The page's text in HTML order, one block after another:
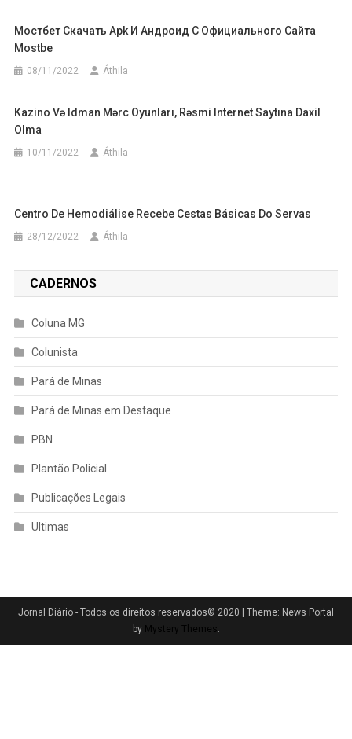
Мостбет Скачать Apk И Андроид С Официального Сайта
Mostbe
08/11/2022 Áthila
Kazino Və Idman Mərc Oyunları, Rəsmi Internet Saytına Daxil
Olma
10/11/2022 Áthila
Centro De Hemodiálise Recebe Cestas Básicas Do Servas
28/12/2022 Áthila
CADERNOS
Coluna MG
Colunista
Pará de Minas
Pará de Minas em Destaque
PBN
Plantão Policial
Publicações Legais
Ultimas
Jornal Diário - Todos os direitos reservados© 2020
Theme: News Portal
by Mystery Themes .